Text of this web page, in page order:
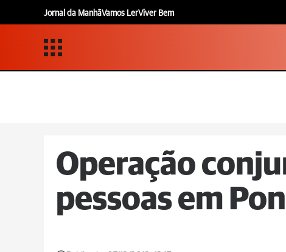
Jornal da ManhãVamos LerViver Bem
Operação
pessoas em